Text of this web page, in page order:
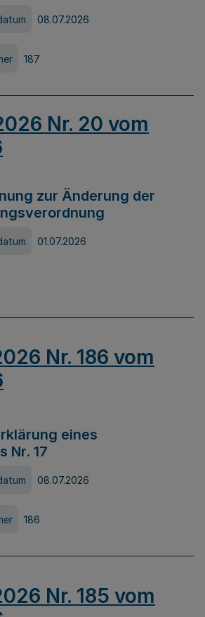
08.07.2026
187
Nr. 20 vom
zur Änderung der
01.07.2026
Nr. 186 vom
eines
Nr. 17
08.07.2026
186
Nr. 185 vom